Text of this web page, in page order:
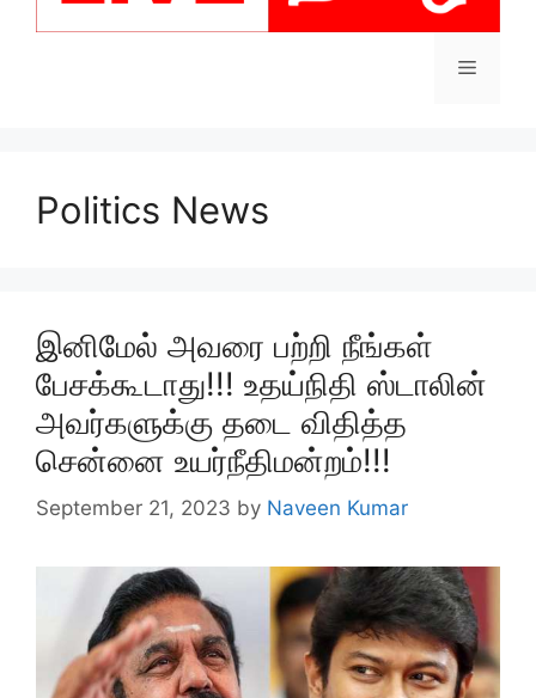
Menu
Politics News
இனிமேல் அவரை பற்றி நீங்கள்
பேசக்கூடாது!!! உதய்நிதி ஸ்டாலின்
அவர்களுக்கு தடை விதித்த
சென்னை உயர்நீதிமன்றம்!!!
September 21, 2023 by Naveen Kumar